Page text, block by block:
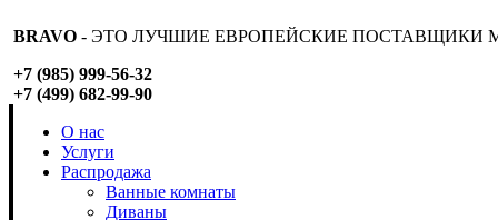
BRAVO - ЭТО ЛУЧШИЕ ЕВРОПЕЙСКИЕ ПОСТАВЩИКИ
+7 (985) 999-56-32
+7 (499) 682-99-90
О нас
Услуги
Распродажа
Ванные комнаты
Диваны